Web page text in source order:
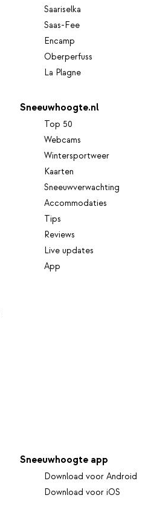
Saariselka
Saas-Fee
Encamp
Oberperfuss
La Plagne
Sneeuwhoogte.nl
Top 50
Webcams
Wintersportweer
Kaarten
Sneeuwverwachting
Accommodaties
Tips
Reviews
Live updates
App
Sneeuwhoogte app
Download voor Android
Download voor iOS